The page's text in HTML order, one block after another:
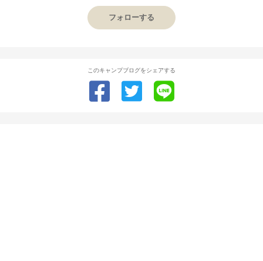
フォローする
このキャンプブログをシェアする